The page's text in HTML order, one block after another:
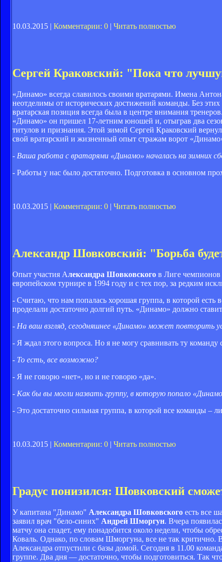
10.03.2015 | Комментарии: 0 Читать полностью
Сергей Краковский: "Пока что
«Динамо» всегда славилось своими вратарями. Имена
неотделимы от исторических достижений команды. Без
вратарская позиция всегда была в центре внимания
«Динамо» он пришел 17-летним юношей и, отыграв два
титулов и признания. Этой зимой Сергей Краковский
свой вратарский и жизненный опыт стражам ворот
- Ваша работа с вратарями «Динамо» началась на зимних
- Работы у нас было достаточно. Подготовка в основном
10.03.2015 | Комментарии: 0 | Читать полностью
Александр Шовковский: "Борьба
Опыт участия Александра Шовковского в Лиге чемпионов
европейском турнире в 1994 году и с тех пор, за редким
- Считаю, что нам попалась хорошая группа, в которой
проделали достаточно долгий путь. «Динамо» должно
- На ваш взгляд, сегодняшнее «Динамо» может повторить
- Я ждал этого вопроса. Но я не могу сравнивать ту
- То есть, все возможно?
- Я не говорю «нет», но и не говорю «да».
- Как бы вы могли назвать группу, в которую попало
- Это достаточно сильная группа, в которой все команды –
10.03.2015 | Комментарии: 0 | Читать полностью
Градус понизился: Шовковский
У капитана "Динамо" Александра Шовковского есть все
заявил врач "бело-синих" Андрей Шморгун. Вчера
матчу она спадет, ему понадобится около недели, чтобы
Коваль. Однако, по словам Шморгуна, все не так критично.
Александра отпустили с базы домой. Сегодня в 11.00
группе. Два дня — достаточно, чтобы подготовиться. Так